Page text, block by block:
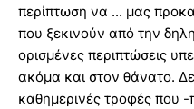
περίπτωση να ... μας
που ξεκινούν από την
ορισμένες περιπτώσεις
ακόμα και στον θάνατο.
καθημερινές τροφές που